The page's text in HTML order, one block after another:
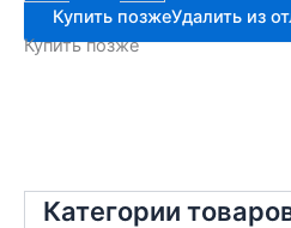
Категории
Изолента
Safeline
15/20
Купить позжеУдалить из
Купить позже